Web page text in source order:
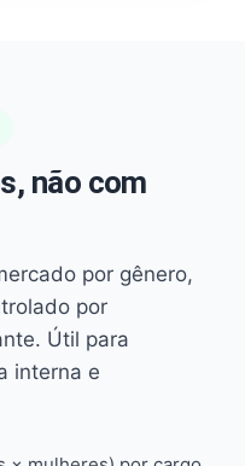
não com
por gênero,
por
Útil para
interna e